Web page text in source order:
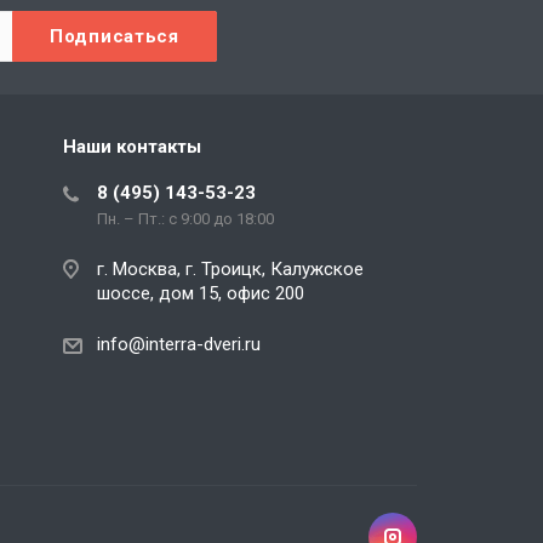
Наши контакты
8 (495) 143-53-23
Пн. – Пт.: с 9:00 до 18:00
г. Москва, г. Троицк, Калужское
шоссе, дом 15, офис 200
info@interra-dveri.ru